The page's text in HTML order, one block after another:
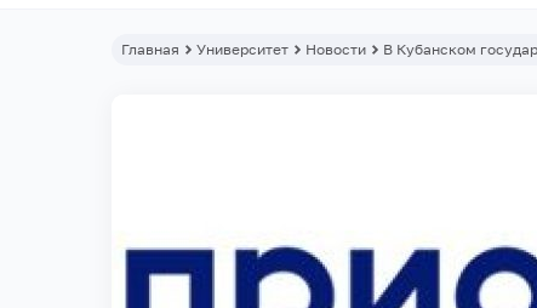
Главная Университет Новости В Кубанском